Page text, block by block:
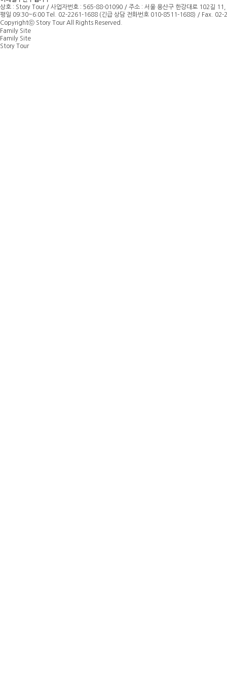
상호 : Story Tour/ 사업자번호 : 565-88-01090 / 주소 : 서울 용산구 한강대로 102길 11,
평일 09:30~6:00 Tel. 02-2261-1688 (긴급 상담 전화번호 010-8511-1688) / Fax.
Copyrightⓒ Story Tour All Rights Reserved.
Family Site
Family Site
Story Tour